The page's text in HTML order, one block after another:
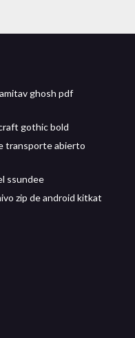
ghosh pdf
gothic bold
transporte abierto
ssundee
zip de android kitkat